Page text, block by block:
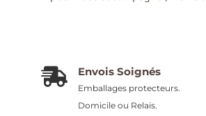
 Envois Soignés
Emballages protecteurs.
Domicile ou Relais.